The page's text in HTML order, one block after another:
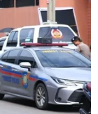
phức tạp
hoạt
trong 4
cao so với